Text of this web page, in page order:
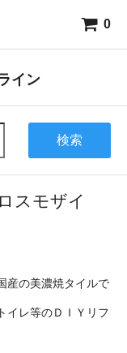
0
イン
検索
スモザイ
産の美濃焼タイルで
イレ等のＤＩＹリフ